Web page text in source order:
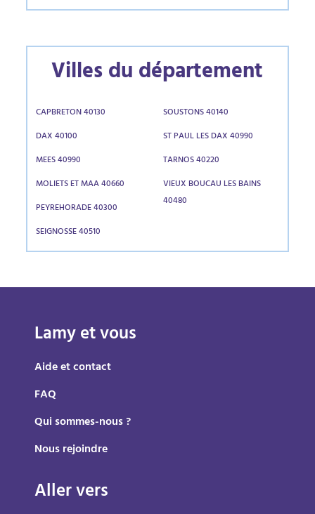
Villes du département
CAPBRETON 40130
DAX 40100
MEES 40990
MOLIETS ET MAA 40660
PEYREHORADE 40300
SEIGNOSSE 40510
SOUSTONS 40140
ST PAUL LES DAX 40990
TARNOS 40220
VIEUX BOUCAU LES BAINS
40480
Lamy et vous
Aide et contact
FAQ
Qui sommes-nous ?
Nous rejoindre
Aller vers